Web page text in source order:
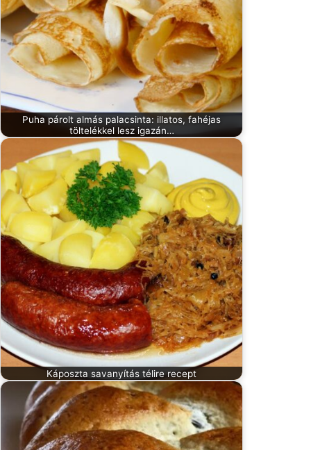
Puha párolt almás palacsinta: illatos, fahéjas
töltelékkel lesz igazán…
Káposzta savanyítás télire recept